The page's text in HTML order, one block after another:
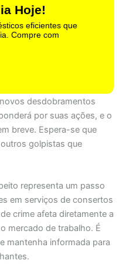
Hoje!
eficientes que
Compre com
desdobramentos
por suas ações, e o
breve. Espera-se que
golpistas que
representa um passo
em serviços de consertos
crime afeta diretamente a
mercado de trabalho. É
mantenha informada para